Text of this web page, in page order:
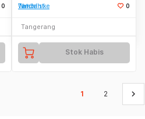
0 Tambah ke Watchlist 0
Tangerang
Stok Habis
1 2 keyboard_arrow_right